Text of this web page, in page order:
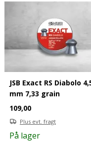
JSB Exact RS Diabolo
mm 7,33 grain
109,00
Plus evt. fragt
På lager